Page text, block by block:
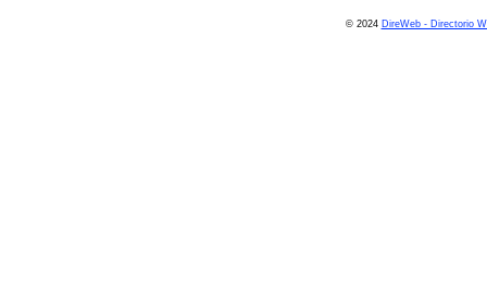
© 2024 DireWeb - Directorio